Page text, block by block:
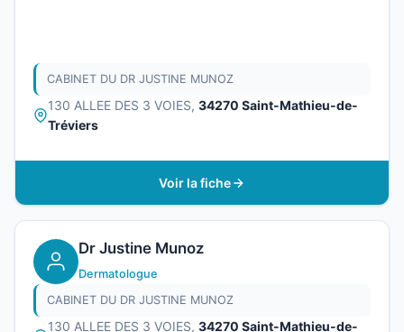
CABINET DU DR JUSTINE MUNOZ
130 ALLEE DES 3 VOIES, 34270 Saint-Mathieu-de-
Tréviers
Voir la fiche
Dr Justine Munoz
Dermatologue
CABINET DU DR JUSTINE MUNOZ
130 ALLEE DES 3 VOIES, 34270 Saint-Mathieu-de-